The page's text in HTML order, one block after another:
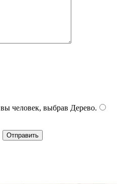
человек, выбрав Дерево.